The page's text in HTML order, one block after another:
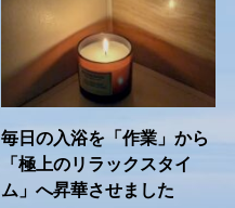
毎日の入浴を「作業」から
「極上のリラックスタイ
ム」へ昇華させました